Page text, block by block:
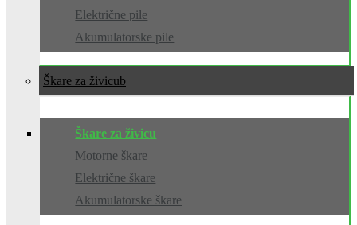
Električne pile
Akumulatorske pile
Škare za živicu
Škare za živicu
Motorne škare
Električne škare
Akumulatorske škare